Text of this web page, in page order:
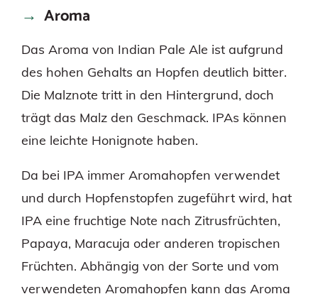
Aroma
Das Aroma von Indian Pale Ale ist aufgrund
des hohen Gehalts an Hopfen deutlich bitter.
Die Malznote tritt in den Hintergrund, doch
trägt das Malz den Geschmack. IPAs können
eine leichte Honignote haben.
Da bei IPA immer Aromahopfen verwendet
und durch Hopfenstopfen zugeführt wird, hat
IPA eine fruchtige Note nach Zitrusfrüchten,
Papaya, Maracuja oder anderen tropischen
Früchten. Abhängig von der Sorte und vom
verwendeten Aromahopfen kann das Aroma